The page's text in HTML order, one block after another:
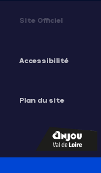
Site Officiel
Accessibilité
Plan du site